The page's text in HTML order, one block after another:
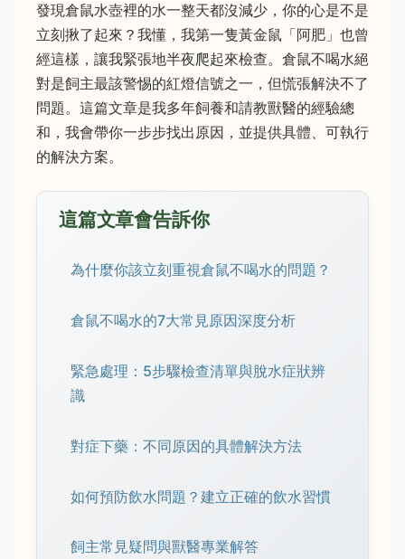
發現倉鼠水壺裡的水一整天都沒減少，你的心是不是
立刻揪了起來？我懂，我第一隻黃金鼠「阿肥」也曾
經這樣，讓我緊張地半夜爬起來檢查。倉鼠不喝水絕
對是飼主最該警惕的紅燈信號之一，但慌張解決不了
問題。這篇文章是我多年飼養和請教獸醫的經驗總
和，我會帶你一步步找出原因，並提供具體、可執行
的解決方案。
這篇文章會告訴你
為什麼你該立刻重視倉鼠不喝水的問題？
倉鼠不喝水的7大常見原因深度分析
緊急處理：5步驟檢查清單與脫水症狀辨
識
對症下藥：不同原因的具體解決方法
如何預防飲水問題？建立正確的飲水習慣
飼主常見疑問與獸醫專業解答